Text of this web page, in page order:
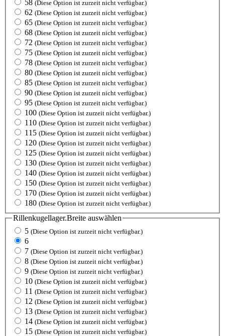
58 (Diese Option ist zurzeit nicht verfügbar.)
62 (Diese Option ist zurzeit nicht verfügbar.)
65 (Diese Option ist zurzeit nicht verfügbar.)
68 (Diese Option ist zurzeit nicht verfügbar.)
72 (Diese Option ist zurzeit nicht verfügbar.)
75 (Diese Option ist zurzeit nicht verfügbar.)
78 (Diese Option ist zurzeit nicht verfügbar.)
80 (Diese Option ist zurzeit nicht verfügbar.)
85 (Diese Option ist zurzeit nicht verfügbar.)
90 (Diese Option ist zurzeit nicht verfügbar.)
95 (Diese Option ist zurzeit nicht verfügbar.)
100 (Diese Option ist zurzeit nicht verfügbar.)
110 (Diese Option ist zurzeit nicht verfügbar.)
115 (Diese Option ist zurzeit nicht verfügbar.)
120 (Diese Option ist zurzeit nicht verfügbar.)
125 (Diese Option ist zurzeit nicht verfügbar.)
130 (Diese Option ist zurzeit nicht verfügbar.)
140 (Diese Option ist zurzeit nicht verfügbar.)
150 (Diese Option ist zurzeit nicht verfügbar.)
170 (Diese Option ist zurzeit nicht verfügbar.)
180 (Diese Option ist zurzeit nicht verfügbar.)
Rillenkugellager.Breite auswählen
5 (Diese Option ist zurzeit nicht verfügbar.)
6
7 (Diese Option ist zurzeit nicht verfügbar.)
8 (Diese Option ist zurzeit nicht verfügbar.)
9 (Diese Option ist zurzeit nicht verfügbar.)
10 (Diese Option ist zurzeit nicht verfügbar.)
11 (Diese Option ist zurzeit nicht verfügbar.)
12 (Diese Option ist zurzeit nicht verfügbar.)
13 (Diese Option ist zurzeit nicht verfügbar.)
14 (Diese Option ist zurzeit nicht verfügbar.)
15 (Diese Option ist zurzeit nicht verfügbar.)